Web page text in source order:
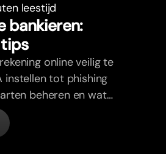
leestijd
bankieren:
online veilig te
instellen tot phishing
beheren en wat
voor je regelt.